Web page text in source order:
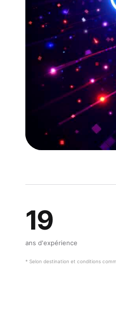
19
ans d'expérience
* Selon destination et conditions